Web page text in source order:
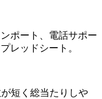
ポート、電話サポー
レッドシート。
短く総当たりしや